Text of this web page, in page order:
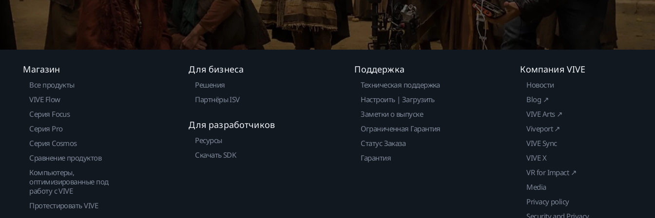
Магазин
Все продукты
VIVE Flow
Серия Focus
Серия Pro
Серия Cosmos
Сравнение продуктов
Компьютеры,
оптимизированные под
работу с VIVE
Протестировать VIVE
Для бизнеса
Решения
Партнёры ISV
Для разработчиков
Ресурсы
Скачать SDK
Поддержка
Техническая поддержка
Настроить | Загрузить
Заметки о выпуске
Ограниченная Гарантия
Статус Заказа
Гарантия
Компания VIVE
Новости
Blog ↗
VIVE Arts ↗
Viveport ↗
VIVE Sync
VIVE X
VR for Impact ↗
Media
Privacy policy